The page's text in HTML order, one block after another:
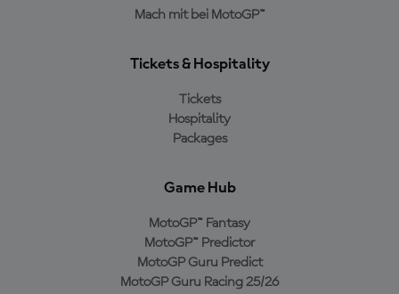
Mach mit bei MotoGP™
Tickets & Hospitality
Tickets
Hospitality
Packages
Game Hub
MotoGP™ Fantasy
MotoGP™ Predictor
MotoGP Guru Predict
MotoGP Guru Racing 25/26